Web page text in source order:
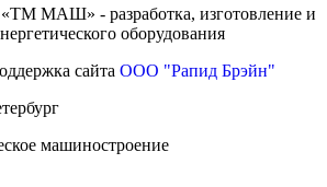
МАШ» - разработка, изготовление и
оборудования
сайта ООО "Рапид Брэйн"
машиностроение